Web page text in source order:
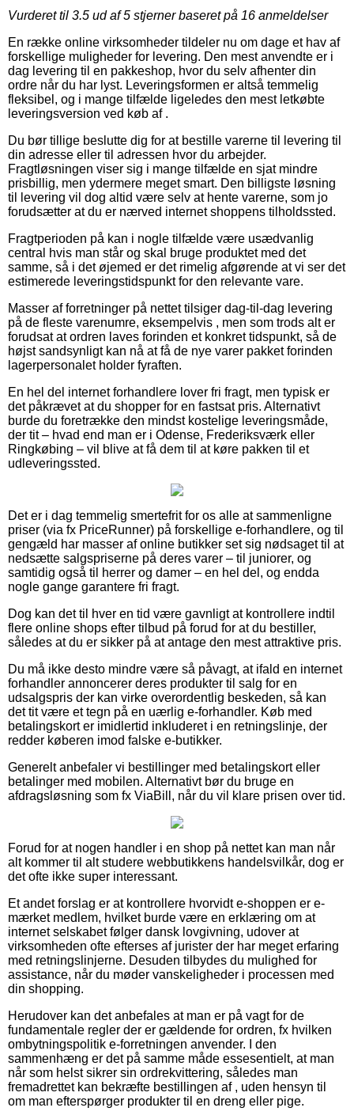
Vurderet til 3.5 ud af 5 stjerner baseret på 16 anmeldelser
En række online virksomheder tildeler nu om dage et hav af
forskellige muligheder for levering. Den mest anvendte er i
dag levering til en pakkeshop, hvor du selv afhenter din
ordre når du har lyst. Leveringsformen er altså temmelig
fleksibel, og i mange tilfælde ligeledes den mest letkøbte
leveringsversion ved køb af .
Du bør tillige beslutte dig for at bestille varerne til levering til
din adresse eller til adressen hvor du arbejder.
Fragtløsningen viser sig i mange tilfælde en sjat mindre
prisbillig, men ydermere meget smart. Den billigste løsning
til levering vil dog altid være selv at hente varerne, som jo
forudsætter at du er nærved internet shoppens tilholdssted.
Fragtperioden på kan i nogle tilfælde være usædvanlig
central hvis man står og skal bruge produktet med det
samme, så i det øjemed er det rimelig afgørende at vi ser det
estimerede leveringstidspunkt for den relevante vare.
Masser af forretninger på nettet tilsiger dag-til-dag levering
på de fleste varenumre, eksempelvis , men som trods alt er
forudsat at ordren laves forinden et konkret tidspunkt, så de
højst sandsynligt kan nå at få de nye varer pakket forinden
lagerpersonalet holder fyraften.
En hel del internet forhandlere lover fri fragt, men typisk er
det påkrævet at du shopper for en fastsat pris. Alternativt
burde du foretrække den mindst kostelige leveringsmåde,
der tit – hvad end man er i Odense, Frederiksværk eller
Ringkøbing – vil blive at få dem til at køre pakken til et
udleveringssted.
Det er i dag temmelig smertefrit for os alle at sammenligne
priser (via fx PriceRunner) på forskellige e-forhandlere, og til
gengæld har masser af online butikker set sig nødsaget til at
nedsætte salgspriserne på deres varer – til juniorer, og
samtidig også til herrer og damer – en hel del, og endda
nogle gange garantere fri fragt.
Dog kan det til hver en tid være gavnligt at kontrollere indtil
flere online shops efter tilbud på forud for at du bestiller,
således at du er sikker på at antage den mest attraktive pris.
Du må ikke desto mindre være så påvagt, at ifald en internet
forhandler annoncerer deres produkter til salg for en
udsalgspris der kan virke overordentlig beskeden, så kan
det tit være et tegn på en uærlig e-forhandler. Køb med
betalingskort er imidlertid inkluderet i en retningslinje, der
redder køberen imod falske e-butikker.
Generelt anbefaler vi bestillinger med betalingskort eller
betalinger med mobilen. Alternativt bør du bruge en
afdragsløsning som fx ViaBill, når du vil klare prisen over tid.
Forud for at nogen handler i en shop på nettet kan man når
alt kommer til alt studere webbutikkens handelsvilkår, dog er
det ofte ikke super interessant.
Et andet forslag er at kontrollere hvorvidt e-shoppen er e-
mærket medlem, hvilket burde være en erklæring om at
internet selskabet følger dansk lovgivning, udover at
virksomheden ofte efterses af jurister der har meget erfaring
med retningslinjerne. Desuden tilbydes du mulighed for
assistance, når du møder vanskeligheder i processen med
din shopping.
Herudover kan det anbefales at man er på vagt for de
fundamentale regler der er gældende for ordren, fx hvilken
ombytningspolitik e-forretningen anvender. I den
sammenhæng er det på samme måde essesentielt, at man
når som helst sikrer sin ordrekvittering, således man
fremadrettet kan bekræfte bestillingen af , uden hensyn til
om man efterspørger produkter til en dreng eller pige.